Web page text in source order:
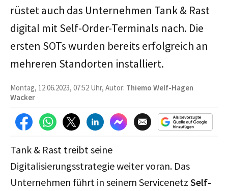
rüstet auch das Unternehmen Tank & Rast
digital mit Self-Order-Terminals nach. Die
ersten SOTs wurden bereits erfolgreich an
mehreren Standorten installiert.
Montag, 12.06.2023, 07:52 Uhr, Autor: Thiemo Welf-Hagen
Wacker
Tank & Rast treibt seine
Digitalisierungsstrategie weiter voran. Das
Unternehmen führt in seinem Servicenetz Self-